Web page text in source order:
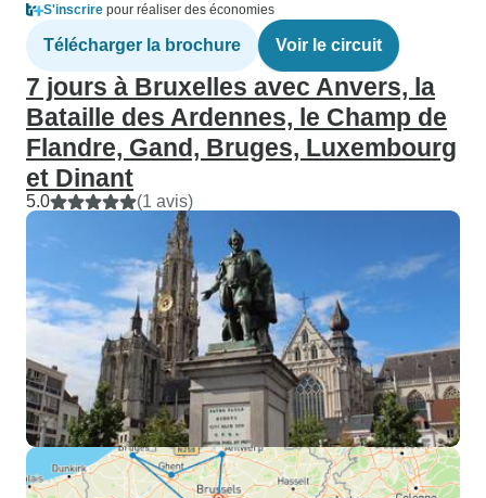
S'inscrire pour réaliser des économies
Télécharger la brochure Voir le circuit
7 jours à Bruxelles avec Anvers, la
Bataille des Ardennes, le Champ de
Flandre, Gand, Bruges, Luxembourg
et Dinant
5.0 (1 avis)